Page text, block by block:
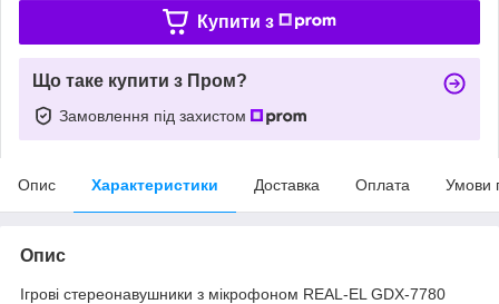
Купити з
Що таке купити з Пром?
Замовлення під захистом
Опис Характеристики Доставка Оплата Умови
Опис
Ігрові стереонавушники з мікрофоном REAL-EL GDX-7780